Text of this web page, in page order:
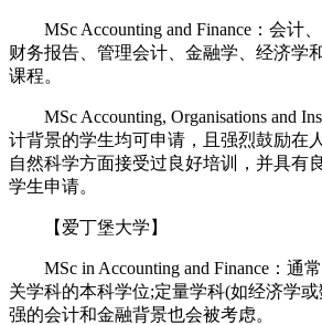
MSc Accounting and Finance：会计
财务报告、管理会计、金融学、经济学
课程。
MSc Accounting, Organisations and
计背景的学生均可申请，且强烈鼓励在
自然科学方面接受过良好培训，并具有
学生申请。
【爱丁堡大学】
MSc in Accounting and Finance：通
关学科的本科学位;定量学科(如经济学
强的会计和金融背景也会被考虑。